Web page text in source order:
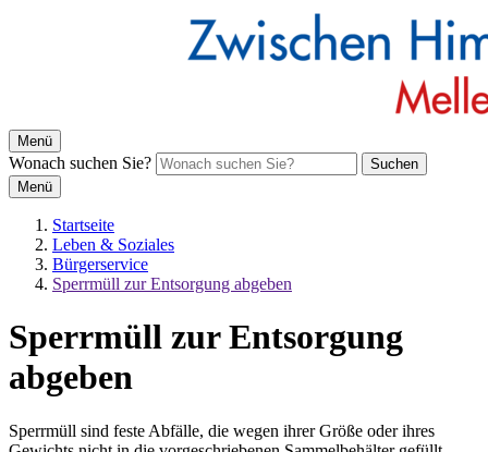
Menü
Wonach suchen Sie?
Suchen
Menü
Startseite
Leben & Soziales
Bürgerservice
Sperrmüll zur Entsorgung abgeben
Sperrmüll zur Entsorgung
abgeben
Sperrmüll sind feste Abfälle, die wegen ihrer Größe oder ihres